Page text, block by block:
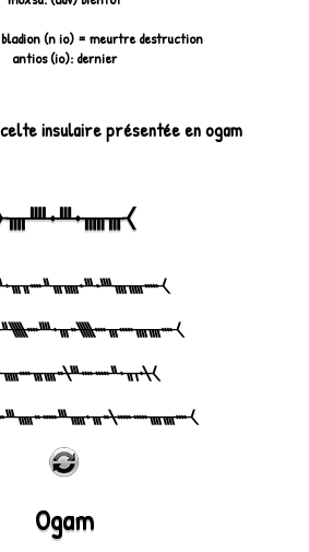
(n io) = meurtre destruction
antios (io): dernier
insulaire présentée en ogam
Ogam